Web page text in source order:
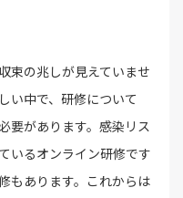
束の兆しが見えていませ
い中で、研修について
要があります。感染リス
いるオンライン研修です
もあります。これからは